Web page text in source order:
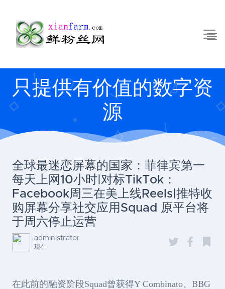
只提供有价值的数字资
源
全球最迷恋屏幕的国家：菲律宾第一
每天上网10小时|对标TikTok：
Facebook周三在美上线Reels|推特收
购屏幕分享社交应用Squad 原平台将
于周六停止运营
administrator
现在
在此前的融资阶段Squad曾获得Y Combinato、BBG